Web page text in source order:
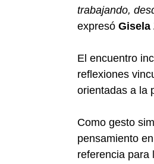
trabajando,
expresó Gisela
El encuentro
reflexiones
orientadas a la
Como gesto
pensamiento
referencia para